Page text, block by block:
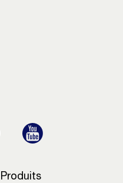
Produits